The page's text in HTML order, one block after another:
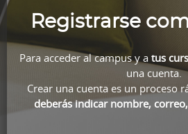
Registrarse
Para acceder al campus y a tus
una cuenta.
Crear una cuenta es un proceso
deberás indicar nombre,